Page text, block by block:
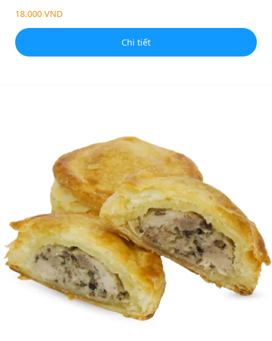
18.000 VND
Chi tiết